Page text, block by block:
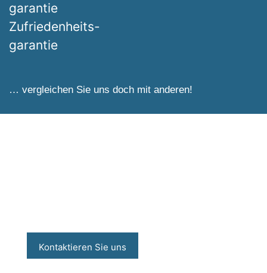
garantie
Zufriedenheits-
garantie
… vergleichen Sie uns doch mit anderen!
Kontaktieren Sie uns